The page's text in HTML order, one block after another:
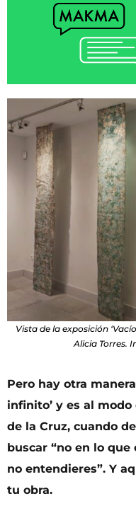
Vista de la exposición
Alicia Torres.
Pero hay otra
infinito’ y es al modo
de la Cruz, cuando
buscar “no en lo que
no entendieres”. Y
tu obra.